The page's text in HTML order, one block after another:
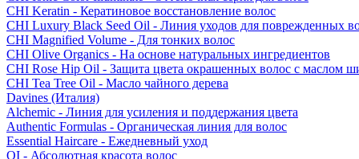
CHI Keratin - Кератиновое восстановление волос
CHI Luxury Black Seed Oil - Линия уходов для поврежденных
CHI Magnified Volume - Для тонких волос
CHI Olive Organics - На основе натуральных ингредиентов
CHI Rose Hip Oil - Защита цвета окрашенных волос с маслом
CHI Tea Tree Oil - Масло чайного дерева
Davines (Италия)
Alchemic - Линия для усиления и поддержания цвета
Authentic Formulas - Органическая линия для волос
Essential Haircare - Eжедневный уход
OI - Абсолютная красота волос